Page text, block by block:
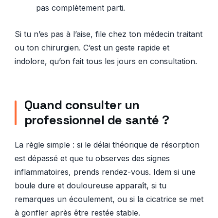
pas complètement parti.
Si tu n’es pas à l’aise, file chez ton médecin traitant
ou ton chirurgien. C’est un geste rapide et
indolore, qu’on fait tous les jours en consultation.
Quand consulter un
professionnel de santé ?
La règle simple : si le délai théorique de résorption
est dépassé et que tu observes des signes
inflammatoires, prends rendez-vous. Idem si une
boule dure et douloureuse apparaît, si tu
remarques un écoulement, ou si la cicatrice se met
à gonfler après être restée stable.